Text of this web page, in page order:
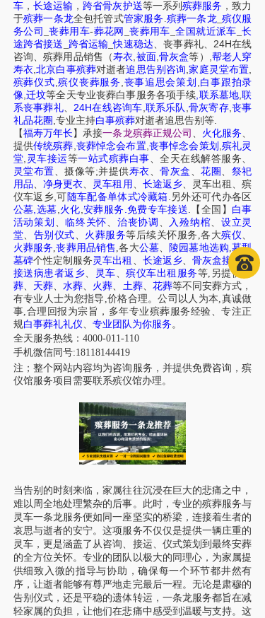
车， 长途运输 ，跨省骨灰护送等一系列 殡葬服务 ，致力
于殡葬一条龙全包托管式管家服务 .殡葬一条龙_ 殡仪服
务公司
_丧葬用车-葬花网 丧葬用车 全国就近派车 长
途跨省接送 跨省运输 _快速稳达、丧事葬礼、 24H在线
咨询、殡葬用品销售 （寿衣 被面, 骨灰盒等）
帮老人穿
寿衣 ,北京白事殡葬对逝者追思告别咨询 ,家庭灵堂布置
殡葬仪式 殡仪丧葬服务 丧事追思会策划 白事跟拍录
像 迁坟等全天专业丧葬白事服务各项手续 联系墓地 ,联
系丧事葬礼、24H在线咨询车 联系乐队 骨灰寄存, 丧事
礼品花圈 专业主持白事殡葬对逝者追思告别等.
【福寿万年长 】承接一条龙殡葬正规公司 、 火化服务、
提供传统殡葬 丧葬悼念会布置, 丧事悼念会策划 殡礼灵
堂 灵车接运等一站式殡葬白事、全天在线解答服务、
灵堂布置、摄像等;并提供寿衣、骨灰盒 、花圈 、 祭祀
用品、 净身更衣、 灵车租用 、 长途返乡、 灵车出租 、殡
仪车返乡 可 随车配备单体式冷藏箱 另外还可代办各区
公墓 选墓 火化 安葬服务 免费专车接送 【全国】 白事
活动策划 、临终关怀、 治丧协调 、 入殓纳棺、 设立灵
堂、 告别仪式、 火葬服务等后续关怀服务,各大殡仪、
火葬服务,丧葬用品销售,各大公墓、 陵园墓地选购,墓型
墓碑个性定制服务 灵车出租 、 长途返乡、 骨灰盒接送、
接送病患者返乡、 灵车、殡仪车出租服务等,另提供树
葬、 天葬、水葬、 火葬、 土葬、 花葬等不同安葬方式，
有专业人士为您指导,价格合理。公司以人为本,真诚做
事,合理回报为宗旨，多年专业殡葬服务经验、专注正
规白事葬礼礼仪、 专业团队为你服务。
全天服务热线：4000-011-110
手机微信同号:18118144419
注；整个网站内容均为咨询服务，并提供免费咨询，殡
仪馆服务项目需要联系殡仪馆办理。
当告别的时刻来临，家属往往沉浸在巨大的悲痛之中，
难以周全地处理繁杂的后事。此时，专业的殡葬服务与
灵车一条龙服务便如同一座坚实的桥梁，连接着生者的
哀思与逝者的安宁。这项服务不仅仅是提供一辆庄重的
灵车，更是涵盖了从咨询、接运、仪式策划到最终安葬
的全方位关怀。专业的团队以极大的同理心，为家属提
供细致入微的指导与协助，确保每一个环节都井然有
序，让逝者能够有尊严地走完最后一程。无论是肃穆的
告别仪式，还是平稳的遗体转运，一条龙服务都旨在减
轻家属的负担，让他们在悲痛中感受到温暖与支持。这